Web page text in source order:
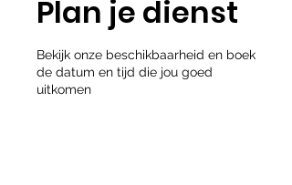
Plan je dienst
Bekijk onze beschikbaarheid en boek
de datum en tijd die jou goed
uitkomen